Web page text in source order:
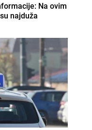
Na ovim
najduža